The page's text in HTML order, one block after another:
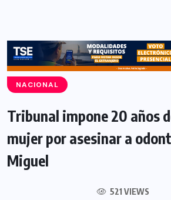
NACIONAL
Tribunal impone 20 años
mujer por asesinar a
Miguel
521 VIEWS